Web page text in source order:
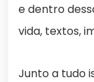
e dentro
vida, textos,
Junto a tudo